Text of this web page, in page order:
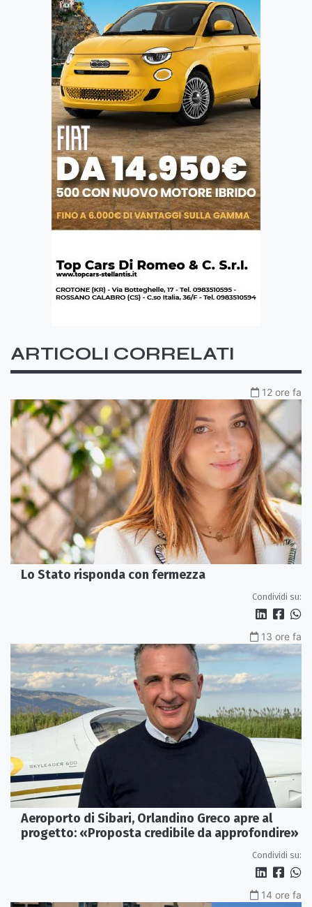
ARTICOLI CORRELATI
12 ore fa
Lo Stato risponda con fermezza
Condividi su:
13 ore fa
Aeroporto di Sibari, Orlandino Greco apre al
progetto: «Proposta credibile da approfondire»
Condividi su:
14 ore fa